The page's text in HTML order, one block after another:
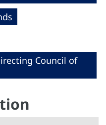
Council of